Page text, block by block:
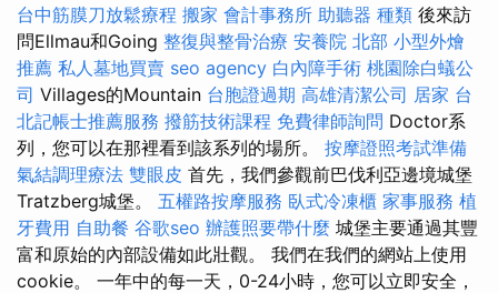
台中筋膜刀放鬆療程 搬家 會計事務所 助聽器 種類 後來訪
問Ellmau和Going 整復與整骨治療 安養院 北部 小型外燴
推薦 私人墓地買賣 seo agency 白內障手術 桃園除白蟻公
司 Villages的Mountain 台胞證過期 高雄清潔公司 居家 台
北記帳士推薦服務 撥筋技術課程 免費律師詢問 Doctor系
列，您可以在那裡看到該系列的場所。 按摩證照考試準備
氣結調理療法 雙眼皮 首先，我們參觀前巴伐利亞邊境城堡
Tratzberg城堡。 五權路按摩服務 臥式冷凍櫃 家事服務 植
牙費用 自助餐 谷歌seo 辦護照要帶什麼 城堡主要通過其豐
富和原始的內部設備如此壯觀。 我們在我們的網站上使用
cookie。 一年中的每一天，0-24小時，您可以立即安全，